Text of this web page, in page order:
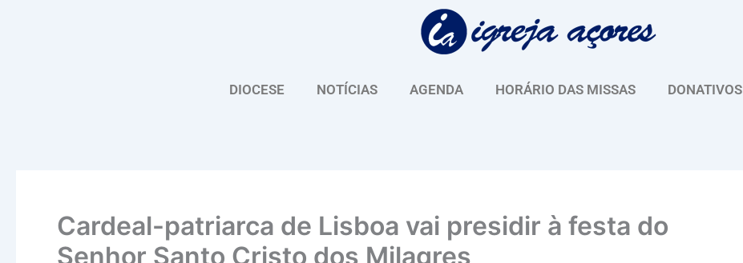
DIOCESE NOTÍCIAS AGENDA HORÁRIO DAS MISSAS DONATIVOS
Cardeal-patriarca de Lisboa vai presidir à festa do
Senhor Santo Cristo dos Milagres